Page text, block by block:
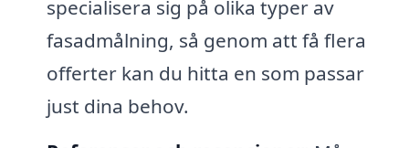
specialisera sig på olika typer av
fasadmålning, så genom att få flera
offerter kan du hitta en som passar
just dina behov.